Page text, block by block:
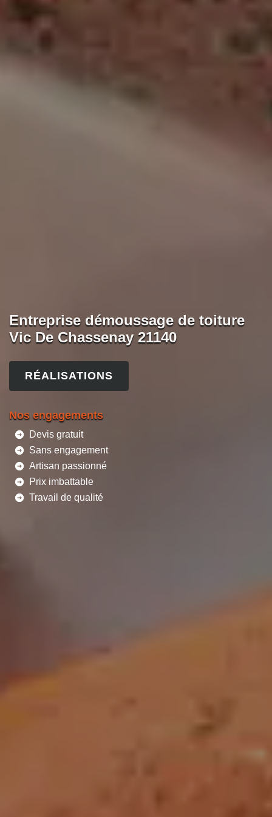
Entreprise démoussage de toiture
Vic De Chassenay 21140
RÉALISATIONS
Nos engagements
Devis gratuit
Sans engagement
Artisan passionné
Prix imbattable
Travail de qualité